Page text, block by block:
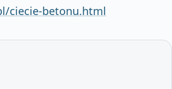
ciecie-betonu.html